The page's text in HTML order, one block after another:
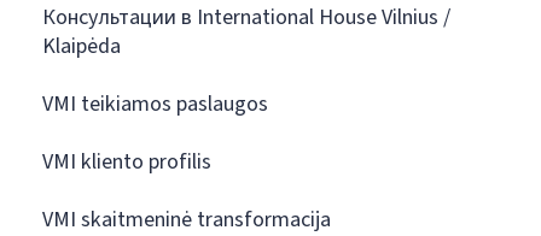
Консультации в International House Vilnius /
Klaipėda
VMI teikiamos paslaugos
VMI kliento profilis
VMI skaitmeninė transformacija